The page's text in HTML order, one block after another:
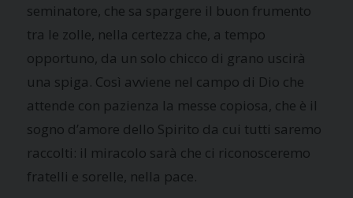
seminatore, che sa spargere il buon frumento
tra le zolle, nella certezza che, a tempo
opportuno, da un solo chicco di grano uscirà
una spiga. Così avviene nel campo di Dio che
attende con pazienza la messe copiosa, che è il
sogno d’amore dello Spirito da cui tutti saremo
raccolti: il miracolo sarà che ci riconosceremo
fratelli e sorelle, nella pace.